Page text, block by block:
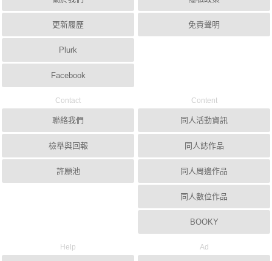
更新履歷
Plurk
Facebook
免責聲明
Contact
聯絡我們
檢舉與回報
許願池
Content
同人活動資訊
同人誌作品
同人周邊作品
同人數位作品
BOOKY
Help Ad